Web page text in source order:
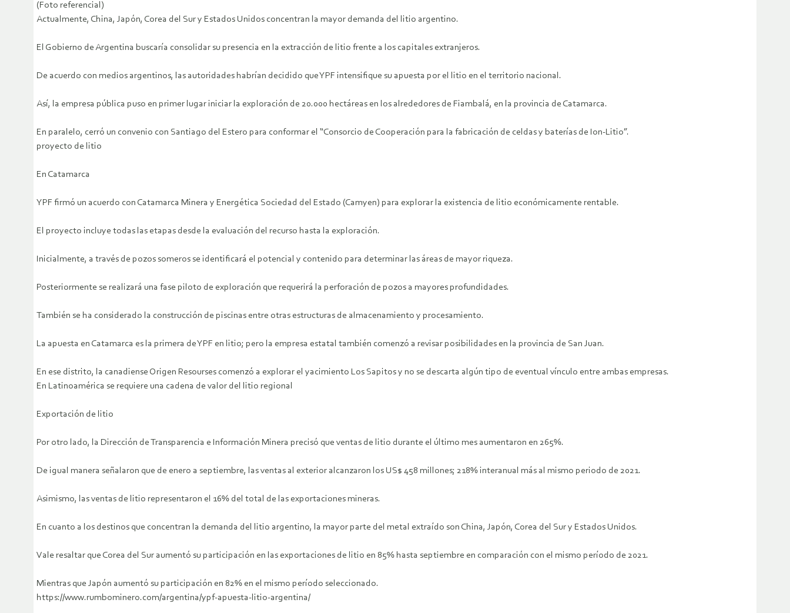
(Foto referencial)
Actualmente, China, Japón, Corea del Sur y Estados Unidos concentran la mayor demanda del litio argentino.
El Gobierno de Argentina buscaría consolidar su presencia en la extracción de litio frente a los capitales extranjeros.
De acuerdo con medios argentinos, las autoridades habrían decidido que YPF intensifique su apuesta por el litio en el territorio nacional.
Así, la empresa pública puso en primer lugar iniciar la exploración de 20.000 hectáreas en los alrededores de Fiambalá, en la provincia de Catamarca.
En paralelo, cerró un convenio con Santiago del Estero para conformar el “Consorcio de Cooperación para la fabricación de celdas y baterías de Ion-Litio”.
proyecto de litio
En Catamarca
YPF firmó un acuerdo con Catamarca Minera y Energética Sociedad del Estado (Camyen) para explorar la existencia de litio económicamente rentable.
El proyecto incluye todas las etapas desde la evaluación del recurso hasta la exploración.
Inicialmente, a través de pozos someros se identificará el potencial y contenido para determinar las áreas de mayor riqueza.
Posteriormente se realizará una fase piloto de exploración que requerirá la perforación de pozos a mayores profundidades.
También se ha considerado la construcción de piscinas entre otras estructuras de almacenamiento y procesamiento.
La apuesta en Catamarca es la primera de YPF en litio; pero la empresa estatal también comenzó a revisar posibilidades en la provincia de San Juan.
En ese distrito, la canadiense Origen Resourses comenzó a explorar el yacimiento Los Sapitos y no se descarta algún tipo de eventual vínculo entre ambas empresas.
En Latinoamérica se requiere una cadena de valor del litio regional
Exportación de litio
Por otro lado, la Dirección de Transparencia e Información Minera precisó que ventas de litio durante el último mes aumentaron en 265%.
De igual manera señalaron que de enero a septiembre, las ventas al exterior alcanzaron los US$ 458 millones; 218% interanual más al mismo periodo de 2021.
Asimismo, las ventas de litio representaron el 16% del total de las exportaciones mineras.
En cuanto a los destinos que concentran la demanda del litio argentino, la mayor parte del metal extraído son China, Japón, Corea del Sur y Estados Unidos.
Vale resaltar que Corea del Sur aumentó su participación en las exportaciones de litio en 85% hasta septiembre en comparación con el mismo período de 2021.
Mientras que Japón aumentó su participación en 82% en el mismo período seleccionado.
https://www.rumbominero.com/argentina/ypf-apuesta-litio-argentina/